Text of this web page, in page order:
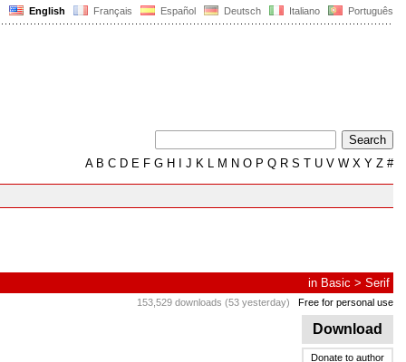
English Français Español Deutsch Italiano Português
AB C D E F G H J K L M N O P Q R S T U V W X Y Z #
in Basic > Serif
153,529 downloads (53 yesterday) Free for personal use
Download
Donate to author